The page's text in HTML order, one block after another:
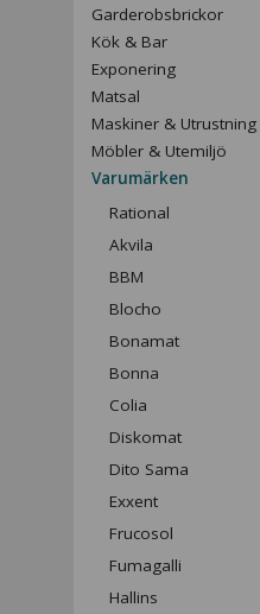
Garderobsbrickor
Kök & Bar
Exponering
Matsal
Maskiner & Utrustning
Möbler & Utemiljö
Varumärken
Rational
Akvila
BBM
Blocho
Bonamat
Bonna
Colia
Diskomat
Dito Sama
Exxent
Frucosol
Fumagalli
Hallins